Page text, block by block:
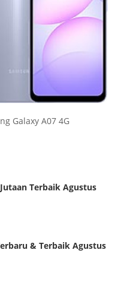
Galaxy A07 4G
Terbaik Agustus
& Terbaik Agustus